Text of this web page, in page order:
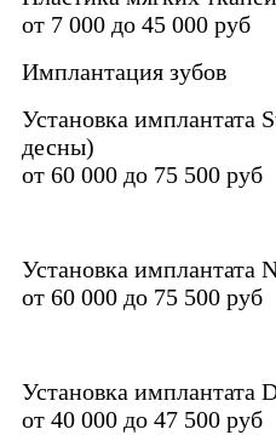
от 7 000 до 45 000 руб
Имплантация зубов
Установка имплантата
десны)
от 60 000 до 75 500 руб
Установка имплантата
от 60 000 до 75 500 руб
Установка имплантата
от 40 000 до 47 500 руб